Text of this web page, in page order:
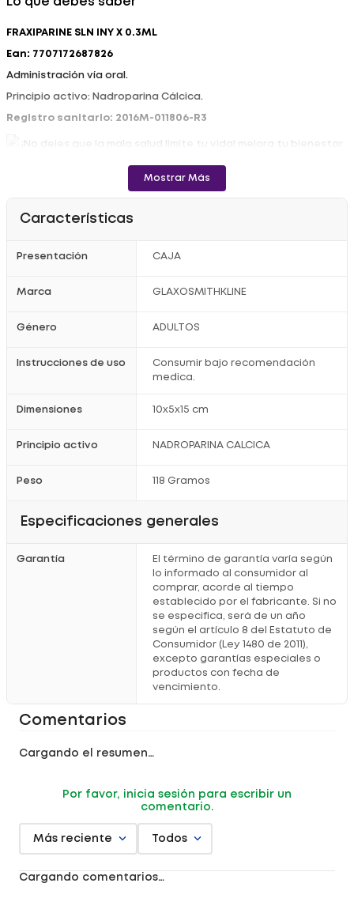
FRAXIPARINE SLN INY X 0.3ML
Ean: 7707172687826
Administración vía oral.
Principio activo: Nadroparina Cálcica.
Registro sanitario: 2016M-011806-R3
¡No dejes que la mala salud limite tu vida! mejora tu bienestar
Consulta con tu médico antes de iniciar el tratamiento.
Mostrar Más
Características
Presentación CAJA
Marca GLAXOSMITHKLINE
Género ADULTOS
Instrucciones de uso
Consumir bajo recomendación
medica.
Dimensiones 10x5x15 cm
Principio activo NADROPARINA CALCICA
Peso 118 Gramos
Especificaciones generales
Garantía
El término de garantía varía según
lo informado al consumidor al
comprar, acorde al tiempo
establecido por el fabricante. Si no
se especifica, será de un año
según el artículo 8 del Estatuto de
Consumidor (Ley 1480 de 2011),
excepto garantías especiales o
productos con fecha de
vencimiento.
Comentarios
Cargando el resumen…
Por favor, inicia sesión para escribir un
comentario.
Más reciente Todos
Cargando comentarios…